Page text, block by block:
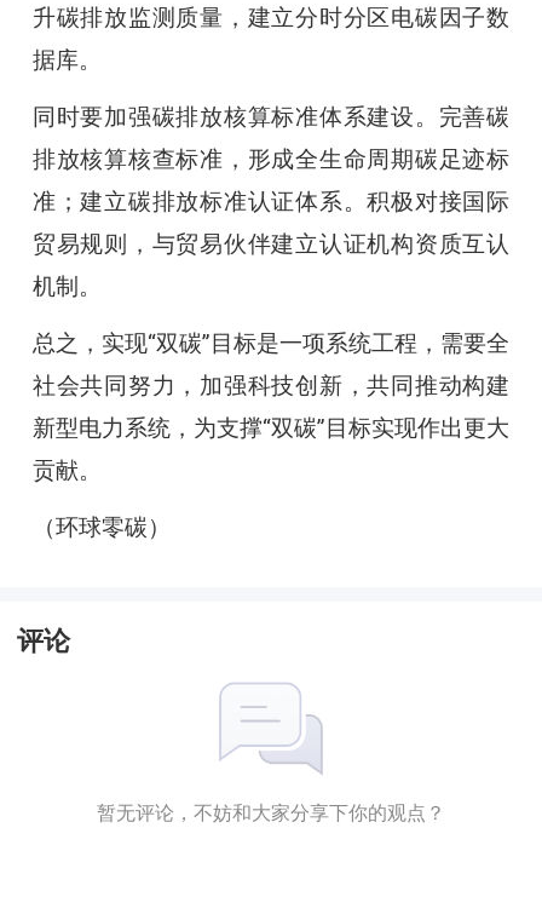
升碳排放监测质量，建立分时分区电碳因子数
据库。
同时要加强碳排放核算标准体系建设。完善碳
排放核算核查标准，形成全生命周期碳足迹标
准；建立碳排放标准认证体系。积极对接国际
贸易规则，与贸易伙伴建立认证机构资质互认
机制。
总之，实现“双碳”目标是一项系统工程，需要全
社会共同努力，加强科技创新，共同推动构建
新型电力系统，为支撑“双碳”目标实现作出更大
贡献。
（环球零碳）
评论
暂无评论，不妨和大家分享下你的观点？